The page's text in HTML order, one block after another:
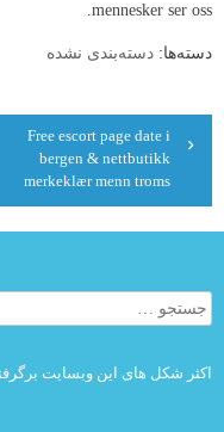
mennesker ser oss.
دسته‌ها: دسته‌بندی نشده
راهبری
نوشتهFree escort page date i
bergen & nettbutikk
merkeklær menn troms
جستجو
برای:
اکثر شکل های این وبسایت